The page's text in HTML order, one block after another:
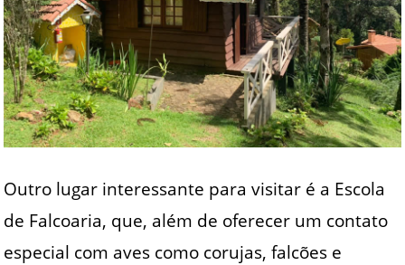
Outro lugar interessante para visitar é a Escola
de Falcoaria, que, além de oferecer um contato
especial com aves como corujas, falcões e